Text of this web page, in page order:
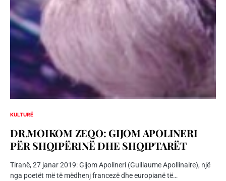
KULTURË
DR.MOIKOM ZEQO: GIJOM APOLINERI
PËR SHQIPËRINË DHE SHQIPTARËT
Tiranë, 27 janar 2019: Gijom Apolineri (Guillaume Apollinaire), një
nga poetët më të mëdhenj francezë dhe europianë të…